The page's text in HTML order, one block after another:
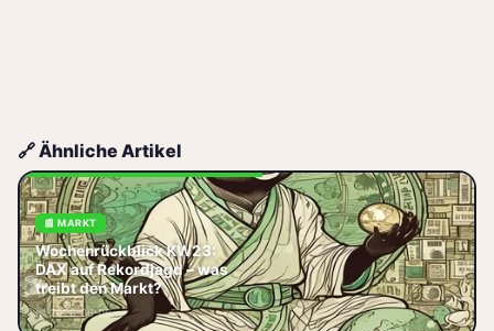
🔗 Ähnliche Artikel
📰 MARKT
Wochenrückblick KW23:
DAX auf Rekordjagd – was
treibt den Markt?
📅 2026-06-06
Der DAX startet in KW23 mit
neuen Allzeithochs. Wir
analysieren die Treiber: EZB-
Sitzung, US-Arbeitsmarktdaten,
Quartals